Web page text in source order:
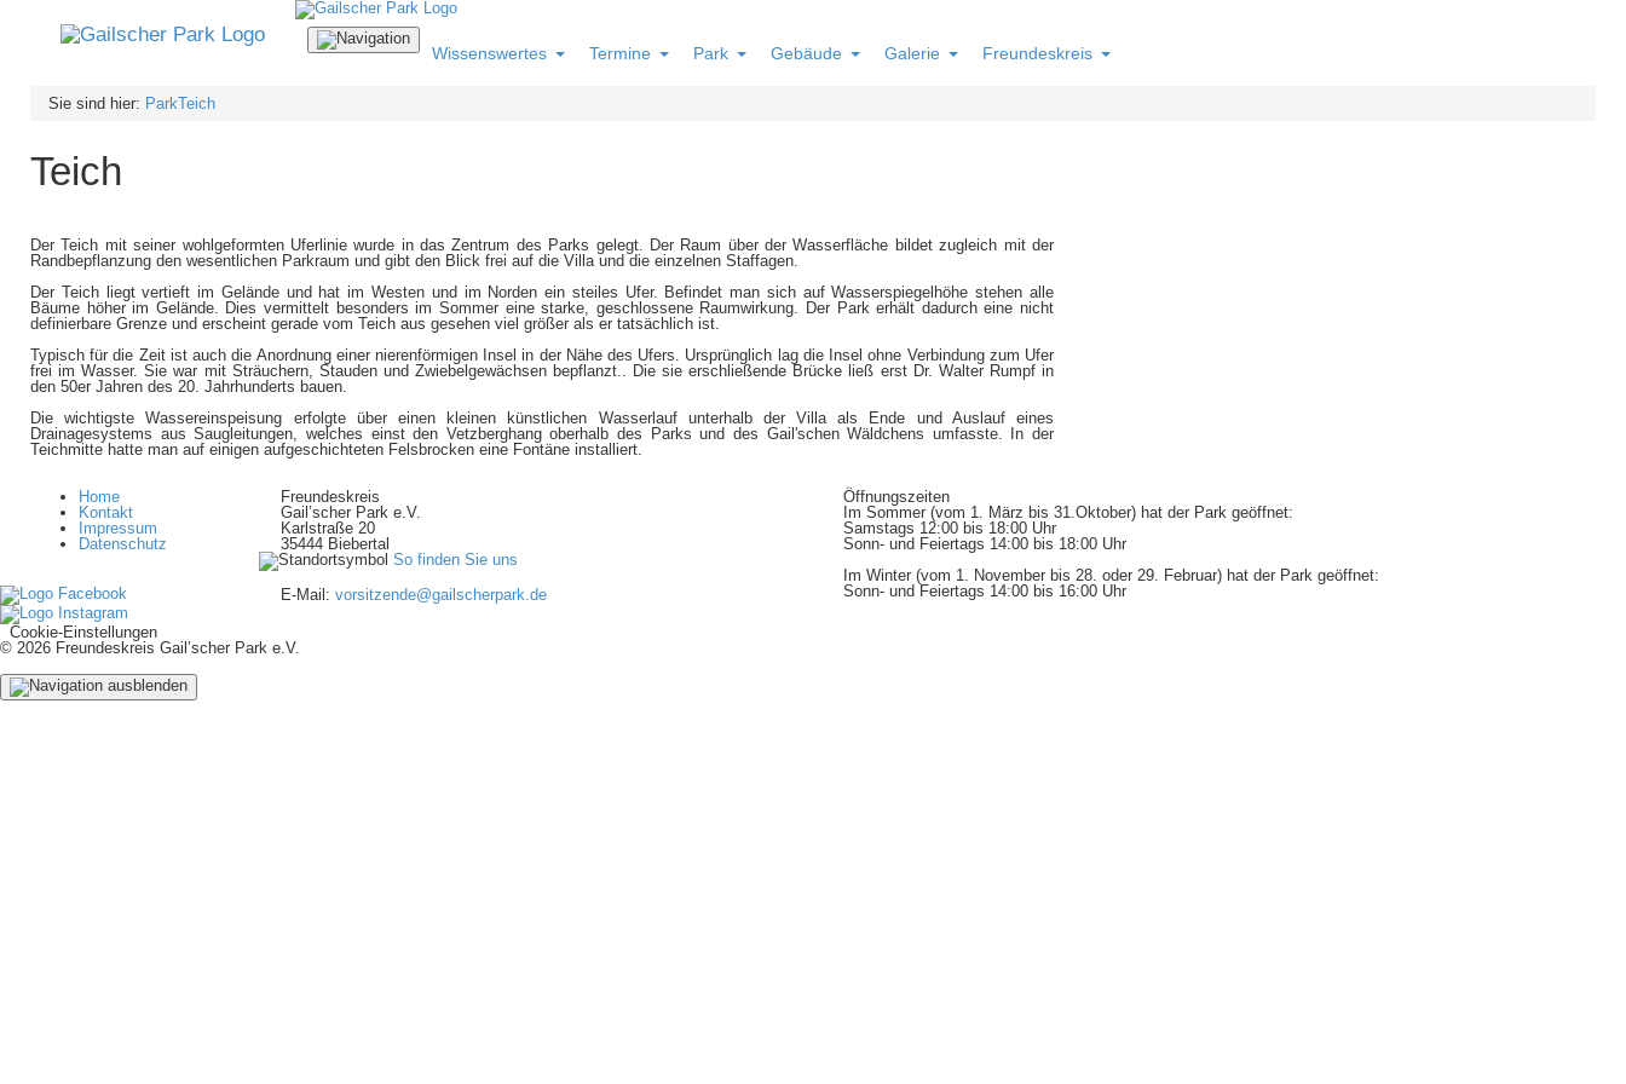
Navigation
ein-/ausblenden
Wissenswertes Termine Park Gebäude Galerie Freundeskreis
Sie sind hier: ParkTeich
Teich
Der Teich mit seiner wohlgeformten Uferlinie wurde in das Zentrum des Parks gelegt. Der Raum über der Wasserfläche bildet zugleich mit der
Randbepflanzung den wesentlichen Parkraum und gibt den Blick frei auf die Villa und die einzelnen Staffagen.
Der Teich liegt vertieft im Gelände und hat im Westen und im Norden ein steiles Ufer. Befindet man sich auf Wasserspiegelhöhe stehen alle
Bäume höher im Gelände. Dies vermittelt besonders im Sommer eine starke, geschlossene Raumwirkung. Der Park erhält dadurch eine nicht
definierbare Grenze und erscheint gerade vom Teich aus gesehen viel größer als er tatsächlich ist.
Typisch für die Zeit ist auch die Anordnung einer nierenförmigen Insel in der Nähe des Ufers. Ursprünglich lag die Insel ohne Verbindung zum Ufer
frei im Wasser. Sie war mit Sträuchern, Stauden und Zwiebelgewächsen bepflanzt.. Die sie erschließende Brücke ließ erst Dr. Walter Rumpf in
den 50er Jahren des 20. Jahrhunderts bauen.
Die wichtigste Wassereinspeisung erfolgte über einen kleinen künstlichen Wasserlauf unterhalb der Villa als Ende und Auslauf eines
Drainagesystems aus Saugleitungen, welches einst den Vetzberghang oberhalb des Parks und des Gail'schen Wäldchens umfasste. In der
Teichmitte hatte man auf einigen aufgeschichteten Felsbrocken eine Fontäne installiert.
Home
Kontakt
Impressum
Datenschutz
Freundeskreis
Gail’scher Park e.V.
Karlstraße 20
35444 Biebertal
So finden Sie uns
E-Mail:vorsitzende@gailscherpark.de
Öffnungszeiten
Im Sommer (vom 1. März bis 31.Oktober) hat der Park geöffnet:
Samstags 12:00 bis 18:00 Uhr
Sonn- und Feiertags 14:00 bis 18:00 Uhr
Im Winter (vom 1. November bis 28. oder 29. Februar) hat der Park geöffnet:
Sonn- und Feiertags 14:00 bis 16:00 Uhr
Cookie-Einstellungen
© 2026 Freundeskreis Gail’scher Park e.V.